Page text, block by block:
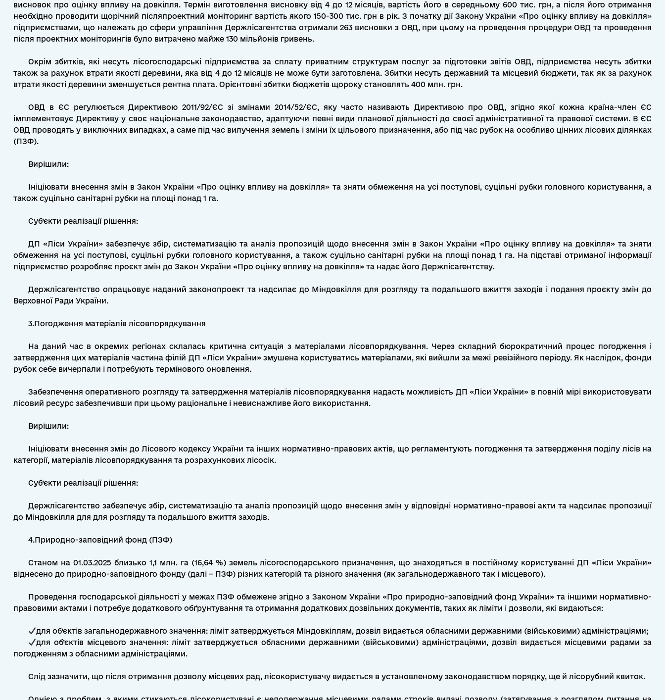
висновок про оцінку впливу на довкілля. Термін виготовлення висновку від 4 до 12 місяців, вартість його в середньому 600 тис. грн, а після його отримання
необхідно проводити щорічний післяпроектний моніторинг вартість якого 150-300 тис. грн в рік. З початку дії Закону України «Про оцінку впливу на довкілля»
підприємствами, що належать до сфери управління Держлісагентства отримали 263 висновки з ОВД, при цьому на проведення процедури ОВД та проведення
після проектних моніторингів було витрачено майже 130 мільйонів гривень.
Окрім збитків, які несуть лісогосподарські підприємства за сплату приватним структурам послуг за підготовки звітів ОВД, підприємства несуть збитки
також за рахунок втрати якості деревини, яка від 4 до 12 місяців не може бути заготовлена. Збитки несуть державний та місцевий бюджети, так як за рахунок
втрати якості деревини зменшується рентна плата. Орієнтовні збитки бюджетів щороку становлять 400 млн. грн.
ОВД в ЄС регулюється Директивою 2011/92/ЄС зі змінами 2014/52/ЄС, яку часто називають Директивою про ОВД, згідно якої кожна країна-член ЄС
імплементовує Директиву у своє національне законодавство, адаптуючи певні види планової діяльності до своєї адміністративної та правової системи. В ЄС
ОВД проводять у виключних випадках, а саме під час вилучення земель і зміни їх цільового призначення, або під час рубок на особливо цінних лісових ділянках
(ПЗФ).
Вирішили:
Ініціювати внесення змін в Закон України «Про оцінку впливу на довкілля» та зняти обмеження на усі поступові, суцільні рубки головного користування, а
також суцільно санітарні рубки на площі понад 1 га.
Суб’єкти реалізації рішення:
ДП «Ліси України» забезпечує збір, систематизацію та аналіз пропозицій щодо внесення змін в Закон України «Про оцінку впливу на довкілля» та зняти
обмеження на усі поступові, суцільні рубки головного користування, а також суцільно санітарні рубки на площі понад 1 га. На підставі отриманої інформації
підприємство розробляє проєкт змін до Закон України «Про оцінку впливу на довкілля» та надає його Держлісагентству.
Держлісагентство опрацьовує наданий законопроект та надсилає до Міндовкілля для розгляду та подальшого вжиття заходів і подання проєкту змін до
Верховної Ради України.
3.Погодження матеріалів лісовпорядкування
На даний час в окремих регіонах склалась критична ситуація з матеріалами лісовпорядкування. Через складний бюрократичний процес погодження і
затвердження цих матеріалів частина філій ДП «Ліси України» змушена користуватись матеріалами, які вийшли за межі ревізійного періоду. Як наслідок, фонди
рубок себе вичерпали і потребують термінового оновлення.
Забезпечення оперативного розгляду та затвердження матеріалів лісовпорядкування надасть можливість ДП «Ліси України» в повній мірі використовувати
лісовий ресурс забезпечивши при цьому раціональне і невиснажливе його використання.
Вирішили:
Ініціювати внесення змін до Лісового кодексу України та інших нормативно-правових актів, що регламентують погодження та затвердження поділу лісів на
категорії, матеріалів лісовпорядкування та розрахункових лісосік.
Суб’єкти реалізації рішення:
Держлісагентство забезпечує збір, систематизацію та аналіз пропозицій щодо внесення змін у відповідні нормативно-правові акти та надсилає пропозиції
до Міндовкілля для для розгляду та подальшого вжиття заходів.
4.Природно-заповідний фонд (ПЗФ)
Станом на 01.03.2025 близько 1,1 млн. га (16,64 %) земель лісогосподарського призначення, що знаходяться в постійному користуванні ДП «Ліси України»
віднесено до природно-заповідного фонду (далі – ПЗФ) різних категорій та різного значення (як загальнодержавного так і місцевого).
Проведення господарської діяльності у межах ПЗФ обмежене згідно з Законом України «Про природно-заповідний фонд України» та іншими нормативно-
правовими актами і потребує додаткового обґрунтування та отримання додаткових дозвільних документів, таких як ліміти і дозволи, які видаються:
для об’єктів загальнодержавного значення: ліміт затверджується Міндовкіллям, дозвіл видається обласними державними (військовими) адміністраціями;
для об’єктів місцевого значення: ліміт затверджується обласними державними (військовими) адміністраціями, дозвіл видається місцевими радами за
погодженням з обласними адміністраціями.
Слід зазначити, що після отримання дозволу місцевих рад, лісокористувачу видається в установленому законодавством порядку, ще й лісорубний квиток.